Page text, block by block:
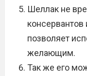
Шеллак не
позволяет
желающим.
Так же его